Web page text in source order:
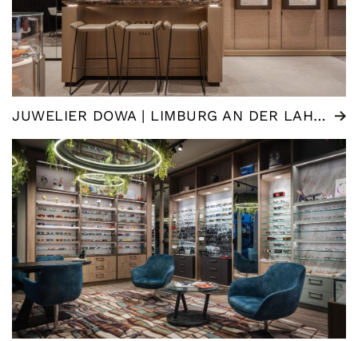
JUWELIER DOWA | LIMBURG AN DER LAHN (DE)